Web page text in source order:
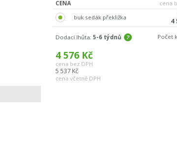
CENA cena
buk sedák překližka
4
Dodací lhůta: 5-6 týdnů Počet
4 576 Kč
cena bez DPH
5 537 Kč
cena včetně DPH